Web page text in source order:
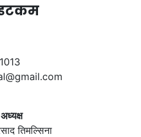
अध्यक्ष
तिमल्सिना